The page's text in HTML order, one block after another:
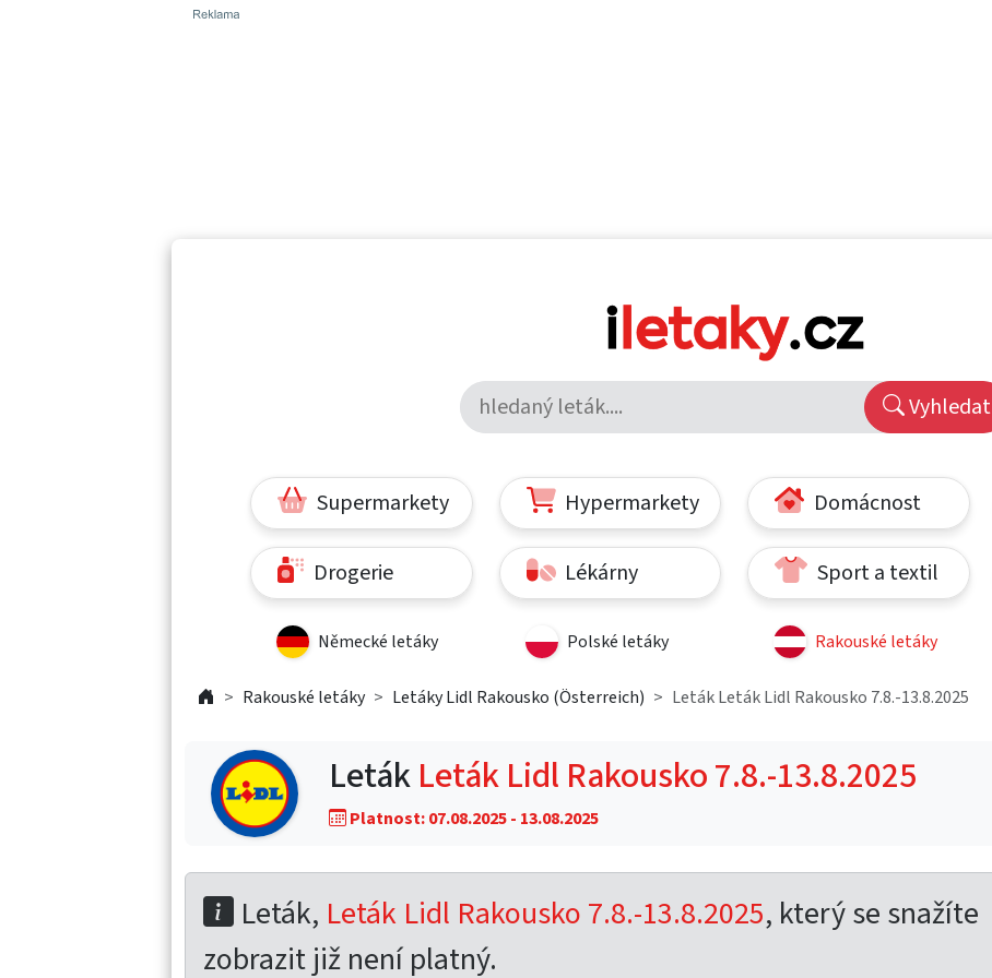
Vyhledat
Supermarkety Hypermarkety Domácnost
Drogerie Lékárny Sport a textil
Německé letáky Polské letáky Rakouské letáky
Rakouské letáky Letáky Lidl Rakousko (Österreich) Leták Leták Lidl Rakousko 7.8.-13.8.2025
LetákLeták Lidl Rakousko 7.8.-13.8.2025
Platnost: 07.08.2025 - 13.08.2025
Leták, Leták Lidl Rakousko 7.8.-13.8.2025, který se snažíte
zobrazit již není platný.